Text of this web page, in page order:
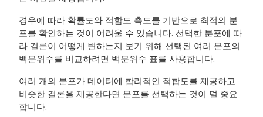
경우에 따라 확률도와 적합도 측도를 기반으로 최적의 분
포를 확인하는 것이 어려울 수 있습니다. 선택한 분포에 따
라 결론이 어떻게 변하는지 보기 위해 선택된 여러 분포의
백분위수를 비교하려면 백분위수 표를 사용합니다.
여러 개의 분포가 데이터에 합리적인 적합도를 제공하고
비슷한 결론을 제공한다면 분포를 선택하는 것이 덜 중요
합니다.